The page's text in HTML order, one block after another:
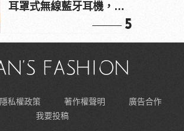
耳罩式無線藍牙耳機，在
5
隱私權政策 著作權聲明
廣告合作
我要投稿